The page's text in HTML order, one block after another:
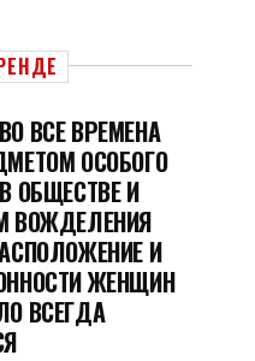
ВСЕ ВРЕМЕНА
ОСОБОГО
ОБЩЕСТВЕ И
ВОЖДЕЛЕНИЯ
И
ЖЕНЩИН
ВСЕГДА